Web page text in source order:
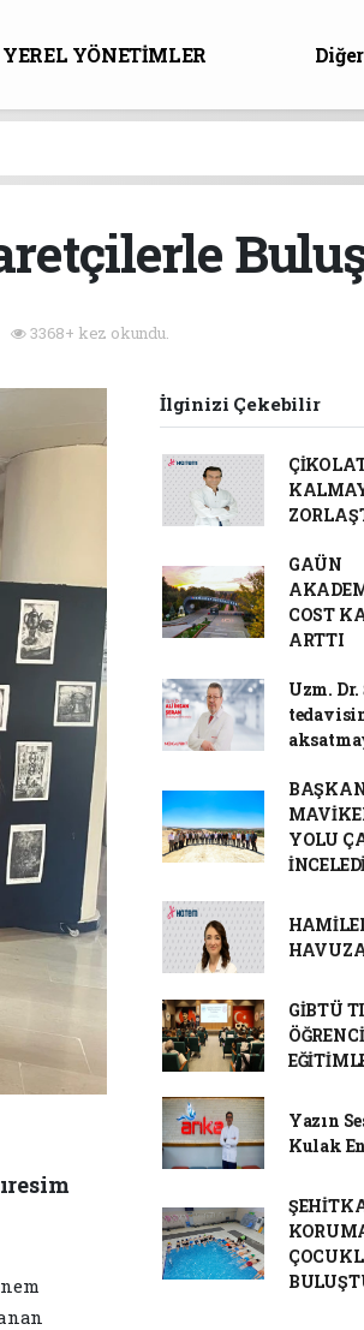
YEREL YÖNETİMLER
Diğer
3368+ kez okundu.
İlginizi Çekebilir
GAÜN
COST
ARTTI
Uzm.
YOLU
GİBTÜ
Yazın
Kulak